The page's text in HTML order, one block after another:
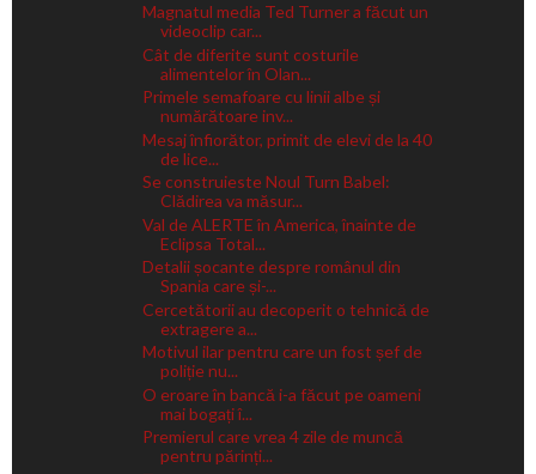
Magnatul media Ted Turner a făcut un
videoclip car...
Cât de diferite sunt costurile
alimentelor în Olan...
Primele semafoare cu linii albe și
numărătoare inv...
Mesaj înfiorător, primit de elevi de la 40
de lice...
Se construieste Noul Turn Babel:
Clădirea va măsur...
Val de ALERTE în America, înainte de
Eclipsa Total...
Detalii șocante despre românul din
Spania care și-...
Cercetătorii au decoperit o tehnică de
extragere a...
Motivul ilar pentru care un fost șef de
poliție nu...
O eroare în bancă i-a făcut pe oameni
mai bogați î...
Premierul care vrea 4 zile de muncă
pentru părinți...